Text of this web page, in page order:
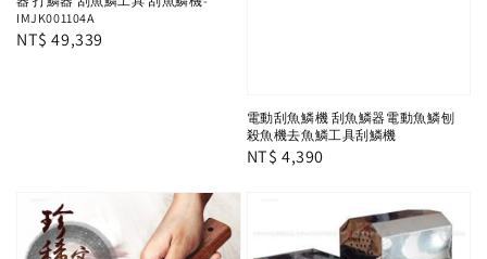
IMJK001104A
Regular
NT$ 49,339
電動刮魚鱗機 刮魚鱗器電動魚鱗刨
殺魚機去魚鱗工具刮鱗機
Regular
NT$ 4,390